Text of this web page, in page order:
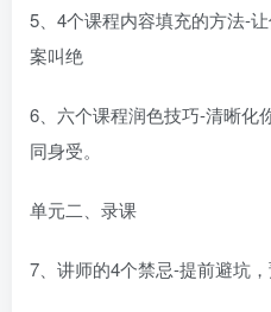
5、4个课程内容填充的方法-
案叫绝
6、六个课程润色技巧-清晰化
同身受。
单元二、录课
7、讲师的4个禁忌-提前避坑，